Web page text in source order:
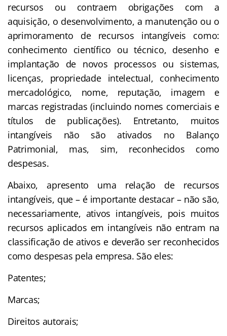
recursos ou contraem obrigações com a
aquisição, o desenvolvimento, a manutenção ou o
aprimoramento de recursos intangíveis como:
conhecimento científico ou técnico, desenho e
implantação de novos processos ou sistemas,
licenças, propriedade intelectual, conhecimento
mercadológico, nome, reputação, imagem e
marcas registradas (incluindo nomes comerciais e
títulos de publicações). Entretanto, muitos
intangíveis não são ativados no Balanço
Patrimonial, mas, sim, reconhecidos como
despesas.
Abaixo, apresento uma relação de recursos
intangíveis, que – é importante destacar – não são,
necessariamente, ativos intangíveis, pois muitos
recursos aplicados em intangíveis não entram na
classificação de ativos e deverão ser reconhecidos
como despesas pela empresa. São eles:
Patentes;
Marcas;
Direitos autorais;